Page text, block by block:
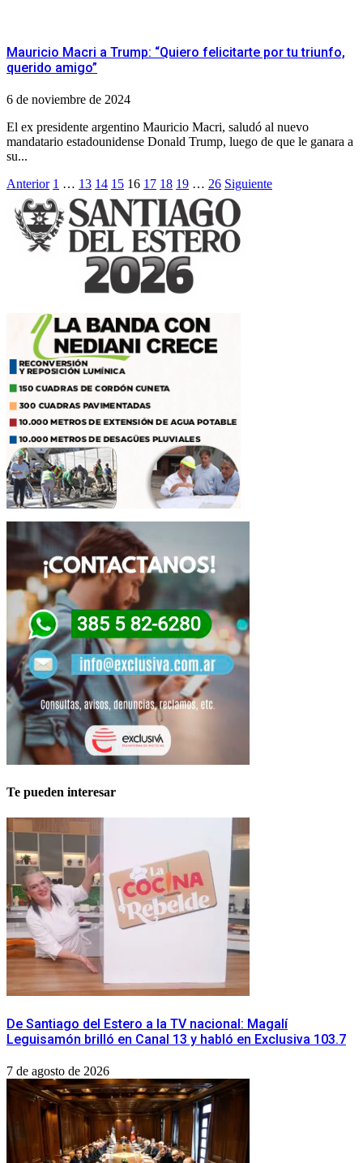
Mauricio Macri a Trump: “Quiero felicitarte por tu triunfo,
querido amigo”
6 de noviembre de 2024
El ex presidente argentino Mauricio Macri, saludó al nuevo
mandatario estadounidense Donald Trump, luego de que le ganara a
su...
Paginación
de
entradas
Anterior 1 … 13 14 15 16 17 18 19 … 26 Siguiente
Te pueden interesar
De Santiago del Estero a la TV nacional: Magalí
Leguisamón brilló en Canal 13 y habló en Exclusiva 103.7
7 de agosto de 2026